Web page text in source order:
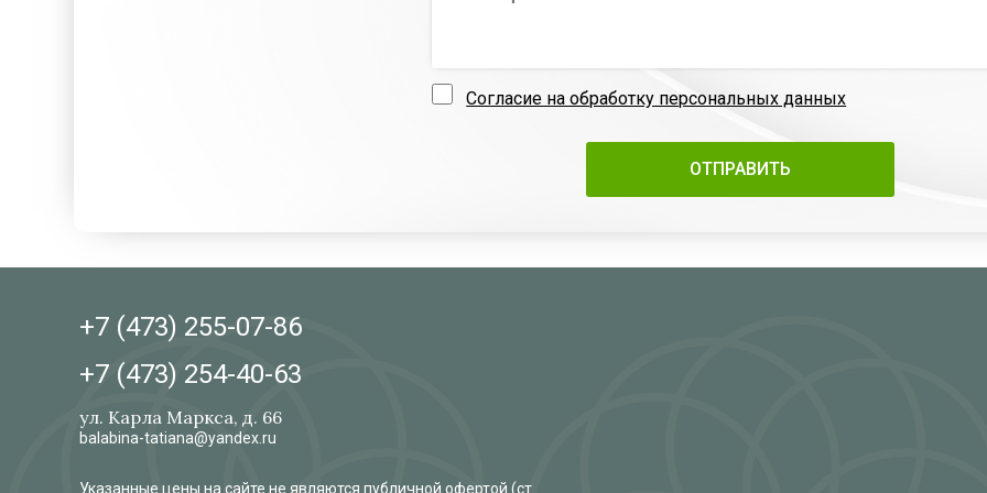
Согласие на обработку персональных данных
+7 (473) 255-07-86
+7 (473) 254-40-63
ул. Карла Маркса, д. 66
balabina-tatiana@yandex.ru
Указанные цены на сайте не являются публичной офертой (ст.